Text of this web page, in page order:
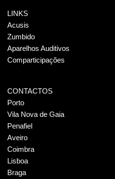
LINKS
Acusis
Zumbido
Aparelhos Auditivos
Comparticipações
CONTACTOS
Porto
Vila Nova de Gaia
Penafiel
Aveiro
Coimbra
Lisboa
Braga